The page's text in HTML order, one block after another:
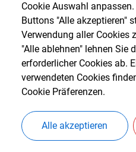
Datum Uhrzeit
Cookie Auswahl
Buttons "Alle akzeptieren"
Verwendung aller Cookies
"Alle ablehnen" lehnen Sie
erforderlicher Cookies ab.
verwendeten Cookies
Cookie Präferenzen.
Alle akzeptieren